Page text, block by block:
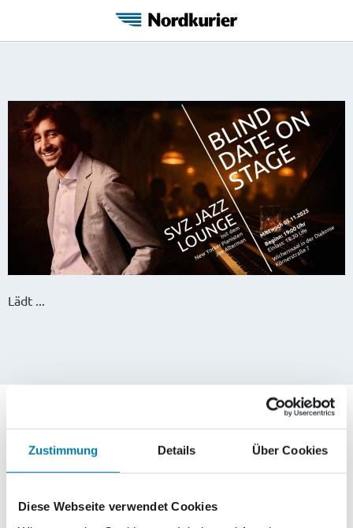
Zustimmung Details Über Cookies
Diese Webseite verwendet Cookies
Lädt ...
Häufig gestellte Fragen zum
Gewinnspiel